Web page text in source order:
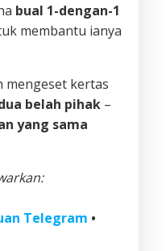
bual 1-dengan-1
membantu ianya
mengeset kertas
belah pihak –
yang sama
Telegram •